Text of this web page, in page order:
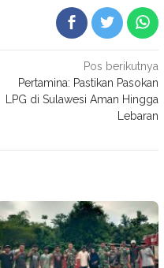
Pos berikutnya
Pertamina: Pastikan Pasokan
LPG di Sulawesi Aman Hingga
Lebaran